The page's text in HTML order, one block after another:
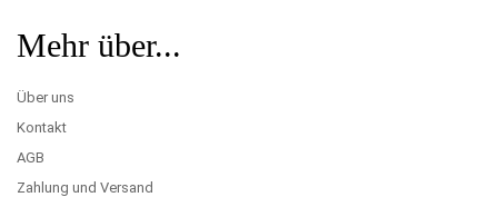
Mehr über...
Über uns
Kontakt
AGB
Zahlung und Versand